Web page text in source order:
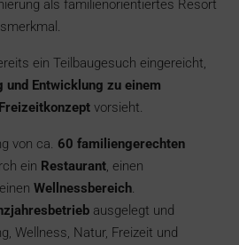
als familienorientiertes Resort
ein Teilbaugesuch eingereicht,
und Entwicklung zu einem
vorsieht.
von ca. 60 familiengerechten
ein Restaurant , einen
Wellnessbereich
ausgelegt und
Wellness, Natur, Freizeit und